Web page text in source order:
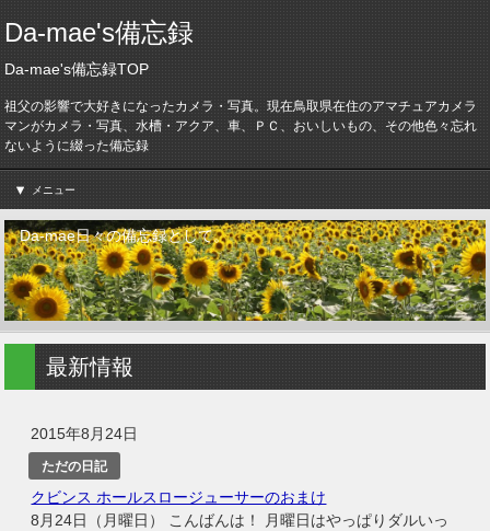
Da-mae's備忘録
Da-mae's備忘録TOP
祖父の影響で大好きになったカメラ・写真。現在鳥取県在住のアマチュアカメラ
マンがカメラ・写真、水槽・アクア、車、ＰＣ、おいしいもの、その他色々忘れ
ないように綴った備忘録
メニュー
Da-mae日々の備忘録として。
最新情報
2015年8月24日
ただの日記
クビンス ホールスロージューサーのおまけ
8月24日（月曜日） こんばんは！ 月曜日はやっぱりダルいっ